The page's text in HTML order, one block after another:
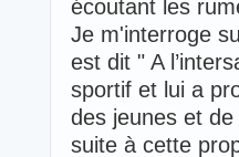
écoutant les
Je m'interroge
est dit " A
sportif et lui a
des jeunes et
suite à cette